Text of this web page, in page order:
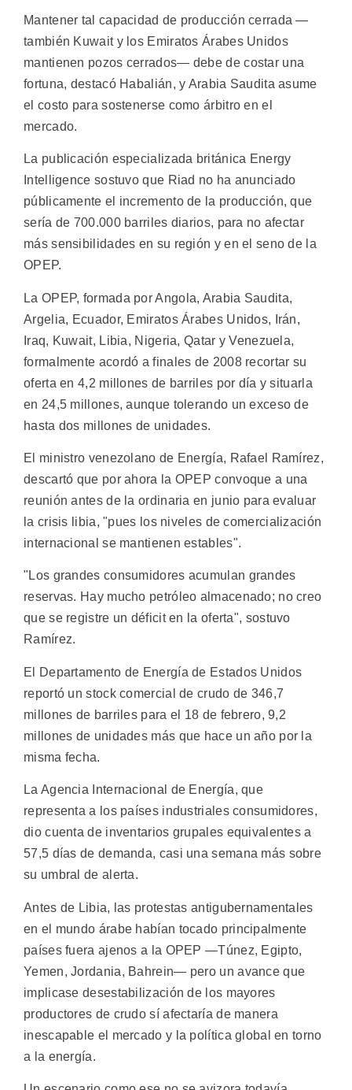
Mantener tal capacidad de producción cerrada —
también Kuwait y los Emiratos Árabes Unidos
mantienen pozos cerrados— debe de costar una
fortuna, destacó Habalián, y Arabia Saudita asume
el costo para sostenerse como árbitro en el
mercado.
La publicación especializada británica Energy
Intelligence sostuvo que Riad no ha anunciado
públicamente el incremento de la producción, que
sería de 700.000 barriles diarios, para no afectar
más sensibilidades en su región y en el seno de la
OPEP.
La OPEP, formada por Angola, Arabia Saudita,
Argelia, Ecuador, Emiratos Árabes Unidos, Irán,
Iraq, Kuwait, Libia, Nigeria, Qatar y Venezuela,
formalmente acordó a finales de 2008 recortar su
oferta en 4,2 millones de barriles por día y situarla
en 24,5 millones, aunque tolerando un exceso de
hasta dos millones de unidades.
El ministro venezolano de Energía, Rafael Ramírez,
descartó que por ahora la OPEP convoque a una
reunión antes de la ordinaria en junio para evaluar
la crisis libia, "pues los niveles de comercialización
internacional se mantienen estables".
"Los grandes consumidores acumulan grandes
reservas. Hay mucho petróleo almacenado; no creo
que se registre un déficit en la oferta", sostuvo
Ramírez.
El Departamento de Energía de Estados Unidos
reportó un stock comercial de crudo de 346,7
millones de barriles para el 18 de febrero, 9,2
millones de unidades más que hace un año por la
misma fecha.
La Agencia Internacional de Energía, que
representa a los países industriales consumidores,
dio cuenta de inventarios grupales equivalentes a
57,5 días de demanda, casi una semana más sobre
su umbral de alerta.
Antes de Libia, las protestas antigubernamentales
en el mundo árabe habían tocado principalmente
países fuera ajenos a la OPEP —Túnez, Egipto,
Yemen, Jordania, Bahrein— pero un avance que
implicase desestabilización de los mayores
productores de crudo sí afectaría de manera
inescapable el mercado y la política global en torno
a la energía.